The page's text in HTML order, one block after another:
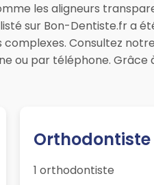
les aligneurs
sur Bon-Dentiste.fr a
Consultez
ou par téléphone. Grâce
1 orthodontiste